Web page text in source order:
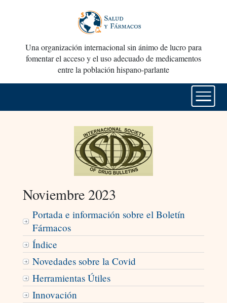
Una organización internacional sin ánimo de lucro para
fomentar el acceso y el uso adecuado de medicamentos
entre la población hispano-parlante
Noviembre 2023
Portada e información sobre el Boletín
Fármacos
Índice
Novedades sobre la Covid
Herramientas Útiles
Innovación